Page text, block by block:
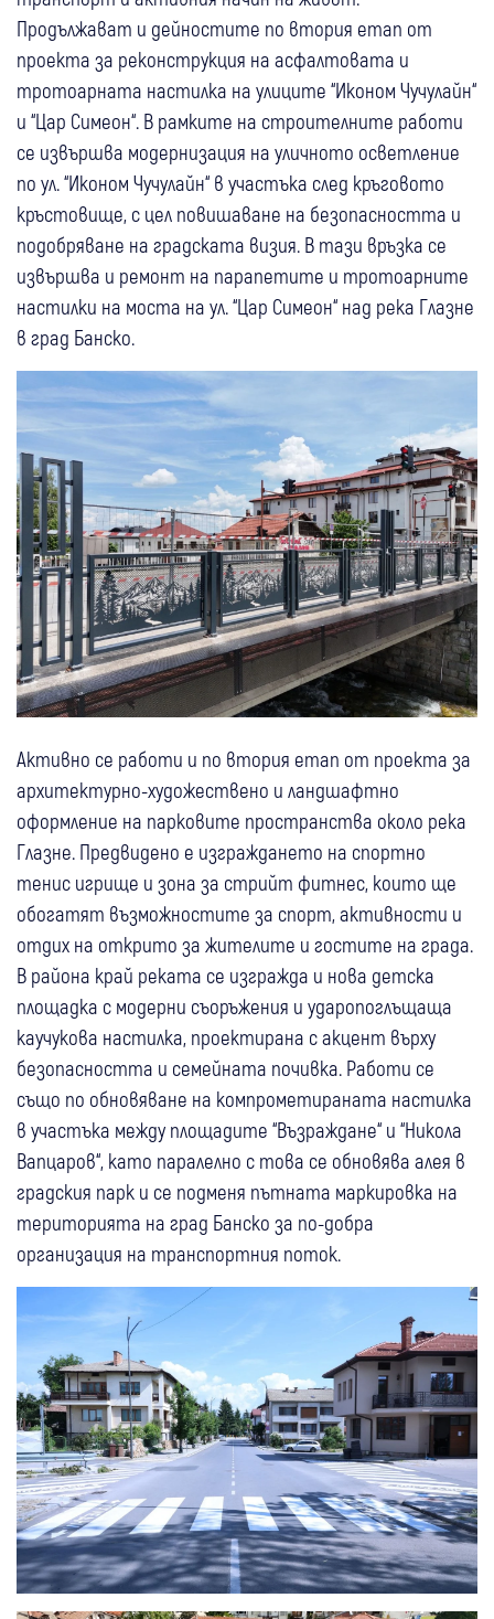
Продължават и дейностите по втория етап от
проекта за реконструкция на асфалтовата и
тротоарната настилка на улиците “Иконом Чучулайн“
и “Цар Симеон“. В рамките на строителните работи
се извършва модернизация на уличното осветление
по ул. “Иконом Чучулайн“ в участъка след кръговото
кръстовище, с цел повишаване на безопасността и
подобряване на градската визия. В тази връзка се
извършва и ремонт на парапетите и тротоарните
настилки на моста на ул. “Цар Симеон“ над река Глазне
в град Банско.
Активно се работи и по втория етап от проекта за
архитектурно-художествено и ландшафтно
оформление на парковите пространства около река
Глазне. Предвидено е изграждането на спортно
тенис игрище и зона за стрийт фитнес, които ще
обогатят възможностите за спорт, активности и
отдих на открито за жителите и гостите на града.
В района край реката се изгражда и нова детска
площадка с модерни съоръжения и ударопоглъщаща
каучукова настилка, проектирана с акцент върху
безопасността и семейната почивка. Работи се
също по обновяване на компрометираната настилка
в участъка между площадите “Възраждане“ и “Никола
Вапцаров“, като паралелно с това се обновява алея в
градския парк и се подменя пътната маркировка на
територията на град Банско за по-добра
организация на транспортния поток.